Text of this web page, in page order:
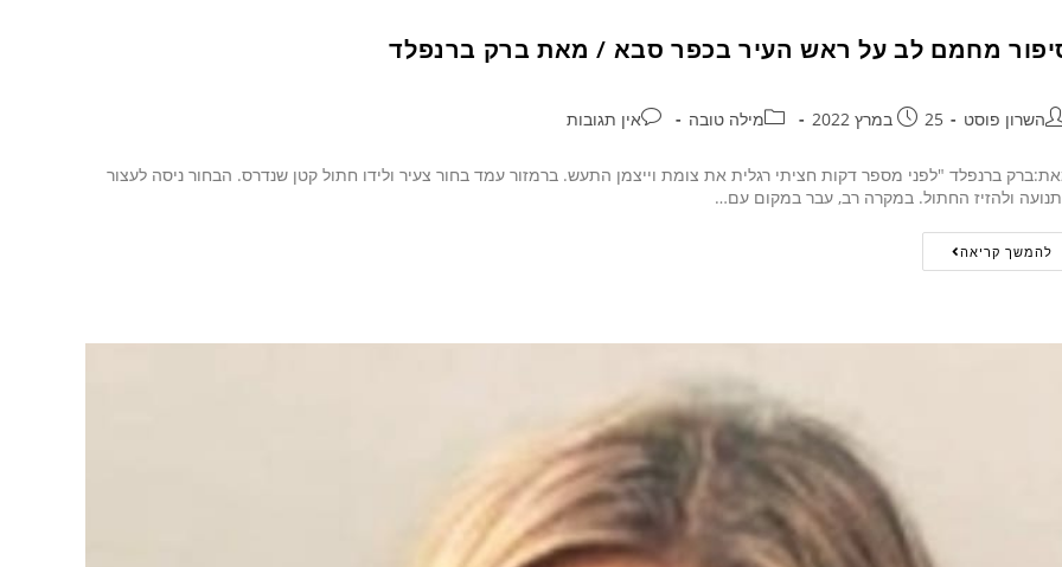
מחמם לב על ראש העיר בכפר סבא / מאת ברק ברנפלד
השרון פוסט 25 במרץ 2022 מילה טובה אין תגובות
ברנפלד "לפני מספר דקות חציתי רגלית את צומת וייצמן התעש. ברמזור עמד בחור צעיר ולידו חתול קטן שנדרס. הבחור ניסה לעצור
ולהזיז החתול. במקרה רב, עבר במקום עם…
להמשך קריאה